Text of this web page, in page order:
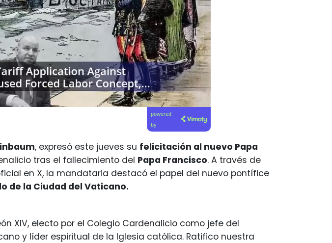
powered
by
, expresó este jueves su felicitación al nuevo Papa
tras el fallecimiento del Papa Francisco. A través de
en X, la mandataria destacó el papel del nuevo pontífice
de la Ciudad del Vaticano.
XIV, electo por el Colegio Cardenalicio como jefe del
y líder espiritual de la Iglesia católica. Ratifico nuestra